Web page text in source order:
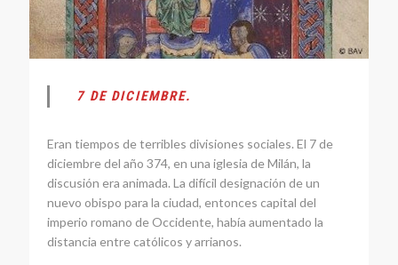
7 DE DICIEMBRE.
Eran tiempos de terribles divisiones sociales. El 7 de
diciembre del año 374, en una iglesia de Milán, la
discusión era animada. La difícil designación de un
nuevo obispo para la ciudad, entonces capital del
imperio romano de Occidente, había aumentado la
distancia entre católicos y arrianos.